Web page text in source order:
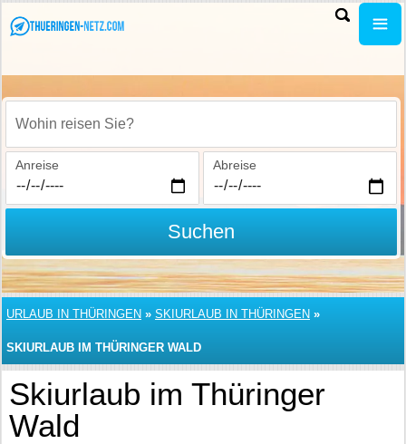
Wohin reisen Sie?
Anreise Abreise
Suchen
URLAUB IN THÜRINGEN » SKIURLAUB IN THÜRINGEN »
SKIURLAUB IM THÜRINGER WALD
Skiurlaub im Thüringer
Wald